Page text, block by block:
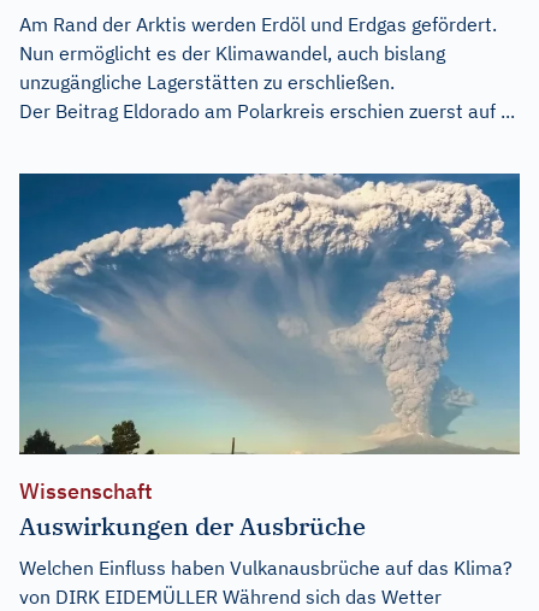
Am Rand der Arktis werden Erdöl und Erdgas gefördert.
Nun ermöglicht es der Klimawandel, auch bislang
unzugängliche Lagerstätten zu erschließen.
Der Beitrag Eldorado am Polarkreis erschien zuerst auf ...
Wissenschaft
Auswirkungen der Ausbrüche
Welchen Einfluss haben Vulkanausbrüche auf das Klima?
von DIRK EIDEMÜLLER Während sich das Wetter